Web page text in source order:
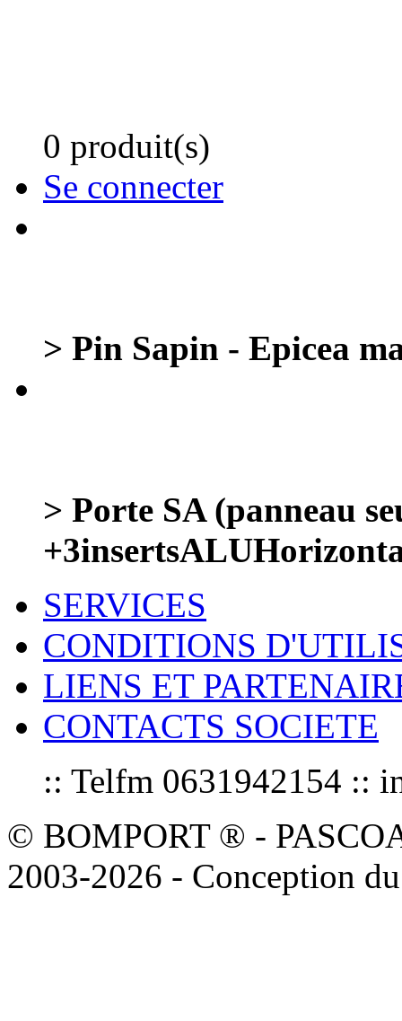
0 produit(s)
Se connecter
> Pin Sapin - Epicea
> Porte SA (panneau
SERVICES
CONDITIONS
LIENS ET
CONTACTS SOCIETE
:: Telfm 0631942154 ::
© BOMPORT ® -
2003-2026 - Conception